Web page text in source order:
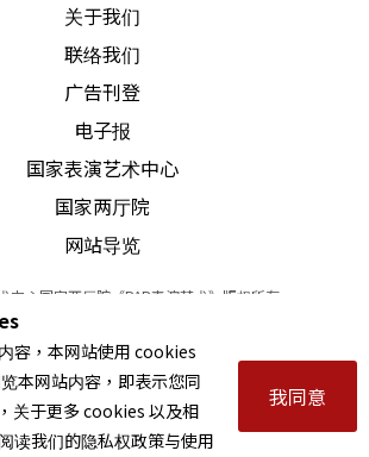
品，是作曲家过往在中国大陆，和
同文化下的生活体验。全曲十四分
段，仿如是不同文化接触，相互影
「热身」状态；快速且节奏强烈的
筝，钢琴采用了非常规奏法，大小
两个梆子及一个大鼓，更为这段音
动力感，复杂且不稳定的现象，岂
接触后难以避免的矛盾冲突、排
吗？最后一段是由陈伊瑜的筝，
小尹的打击乐组成的三重奏音
关于我们
联络我们
广告刊登
电子报
国家表演艺术中心
国家两厅院
网站导览
中心国家两厅院《PAR表演艺术》版权所有
arts redefined. All Rights Reserved
一编号 Tax Id number 00973926
演出资讯，如有异动应以主办单位公告为准。
务条款｜隐私权声明｜著作权声明
容，本网站使用 cookies
本网站内容，即表示您同
关于更多 cookies 以及相
读我们的隐私权政策与使用
我同意